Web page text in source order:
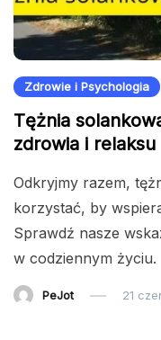
Zdrowie i Psychologia
Tężnia
zdrowia i relaksu
Odkryjmy razem,
korzystać, by
Sprawdź nasze
w codziennym życiu.
PeJot 21